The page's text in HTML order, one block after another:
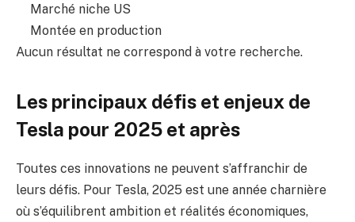
Marché niche US
Montée en production
Aucun résultat ne correspond à votre recherche.
Les principaux défis et enjeux de
Tesla pour 2025 et après
Toutes ces innovations ne peuvent s’affranchir de
leurs défis. Pour Tesla, 2025 est une année charnière
où s’équilibrent ambition et réalités économiques,